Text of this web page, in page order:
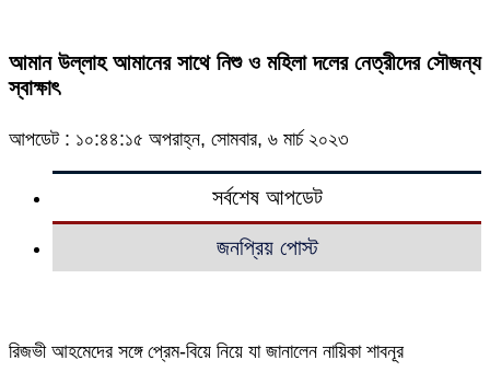
আমান উল্লাহ আমানের সাথে নিশু ও মহিলা দলের নেত্রীদের সৌজন্য
স্বাক্ষাৎ
আপডেট : ১০:৪৪:১৫ অপরাহ্ন, সোমবার, ৬ মার্চ ২০২৩
সর্বশেষ আপডেট
জনপ্রিয় পোস্ট
রিজভী আহমেদের সঙ্গে প্রেম-বিয়ে নিয়ে যা জানালেন নায়িকা শাবনূর